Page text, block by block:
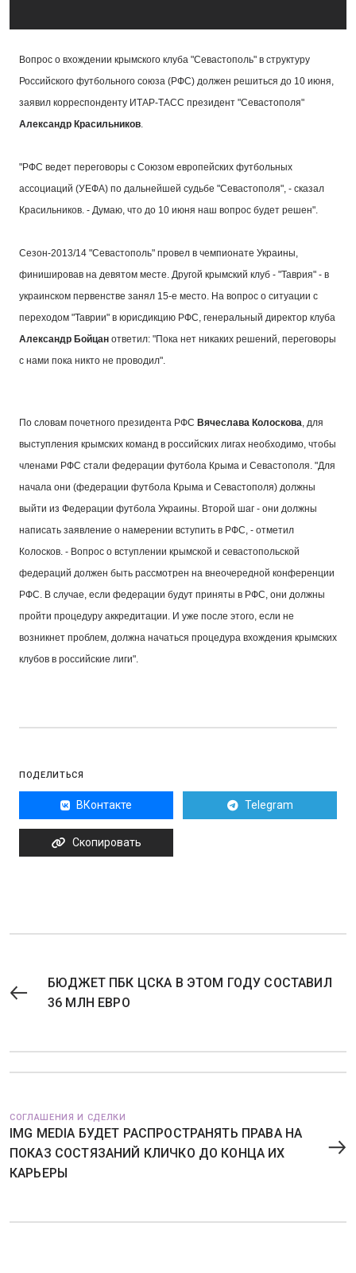
Вопрос о вхождении крымского клуба "Севастополь" в структуру
Российского футбольного союза (РФС) должен решиться до 10 июня,
заявил корреспонденту ИТАР-ТАСС президент "Севастополя"
Александр Красильников.
"РФС ведет переговоры с Союзом европейских футбольных
ассоциаций (УЕФА) по дальнейшей судьбе "Севастополя", - сказал
Красильников. - Думаю, что до 10 июня наш вопрос будет решен".
Сезон-2013/14 "Севастополь" провел в чемпионате Украины,
финишировав на девятом месте. Другой крымский клуб - "Таврия" - в
украинском первенстве занял 15-е место. На вопрос о ситуации с
переходом "Таврии" в юрисдикцию РФС, генеральный директор клуба
Александр Бойцан ответил: "Пока нет никаких решений, переговоры
с нами пока никто не проводил".
По словам почетного президента РФС Вячеслава Колоскова, для
выступления крымских команд в российских лигах необходимо, чтобы
членами РФС стали федерации футбола Крыма и Севастополя. "Для
начала они (федерации футбола Крыма и Севастополя) должны
выйти из Федерации футбола Украины. Второй шаг - они должны
написать заявление о намерении вступить в РФС, - отметил
Колосков. - Вопрос о вступлении крымской и севастопольской
федераций должен быть рассмотрен на внеочередной конференции
РФС. В случае, если федерации будут приняты в РФС, они должны
пройти процедуру аккредитации. И уже после этого, если не
возникнет проблем, должна начаться процедура вхождения крымских
клубов в российские лиги".
ПОДЕЛИТЬСЯ
ВКонтакте Telegram
Скопировать
БЮДЖЕТ ПБК ЦСКА В ЭТОМ ГОДУ СОСТАВИЛ
36 МЛН ЕВРО
СОГЛАШЕНИЯ И СДЕЛКИ
IMG MEDIA БУДЕТ РАСПРОСТРАНЯТЬ ПРАВА НА
ПОКАЗ СОСТЯЗАНИЙ КЛИЧКО ДО КОНЦА ИХ
КАРЬЕРЫ